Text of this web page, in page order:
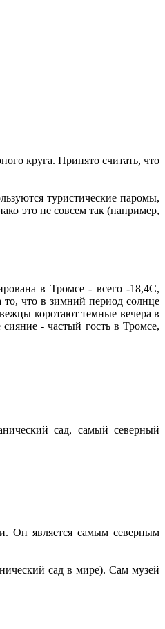
круга. Принято считать, что
туристические паромы,
это не совсем так (например,
в Тромсе - всего -18,4С,
что в зимний период солнце
коротают темные вечера в
- частый гость в Тромсе,
сад, самый северный
Он является самым северным
сад в мире). Сам музей